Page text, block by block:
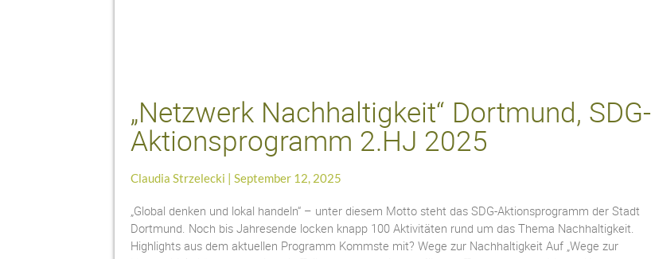
„Netzwerk Nachhaltigkeit“ Dortmund, SDG-
Aktionsprogramm 2.HJ 2025
Claudia Strzelecki September 12, 2025
„Global denken und lokal handeln“ – unter diesem Motto steht das SDG-Aktionsprogramm der Stadt
Dortmund. Noch bis Jahresende locken knapp 100 Aktivitäten rund um das Thema Nachhaltigkeit.
Highlights aus dem aktuellen Programm Kommste mit? Wege zur Nachhaltigkeit Auf „Wege zur